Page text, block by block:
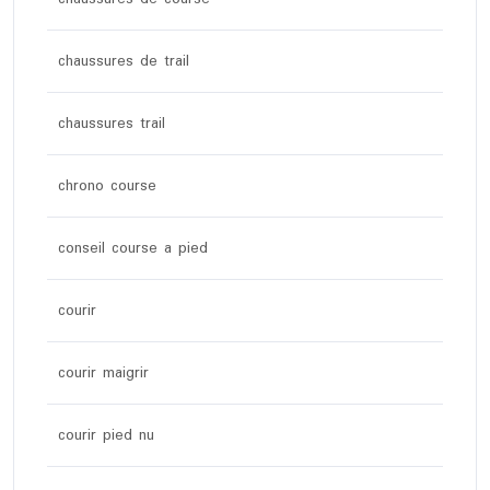
chaussures de trail
chaussures trail
chrono course
conseil course a pied
courir
courir maigrir
courir pied nu